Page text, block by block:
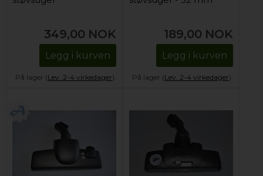
349,00 NOK
Legg i kurven
På lager (Lev. 2-4 virkedager).
189,00 NOK
Legg i kurven
På lager (Lev. 2-4 virkedager).